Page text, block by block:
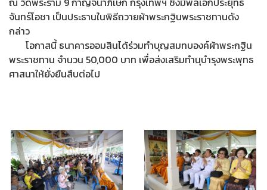
จันทร์โอชา เป็นประธานในพิธีถวายผ้าพระกฐินพระราชทานดัง
กล่าว
โอกาสนี้ ธนาคารออมสินได้ร่วมทำบุญสมทบองค์ผ้าพระกฐิน
พระราชทาน จำนวน 50,000 บาท เพื่อส่งเสริมทำนุบำรุงพระพุทธ
ศาสนาให้ยั่งยืนสืบต่อไป